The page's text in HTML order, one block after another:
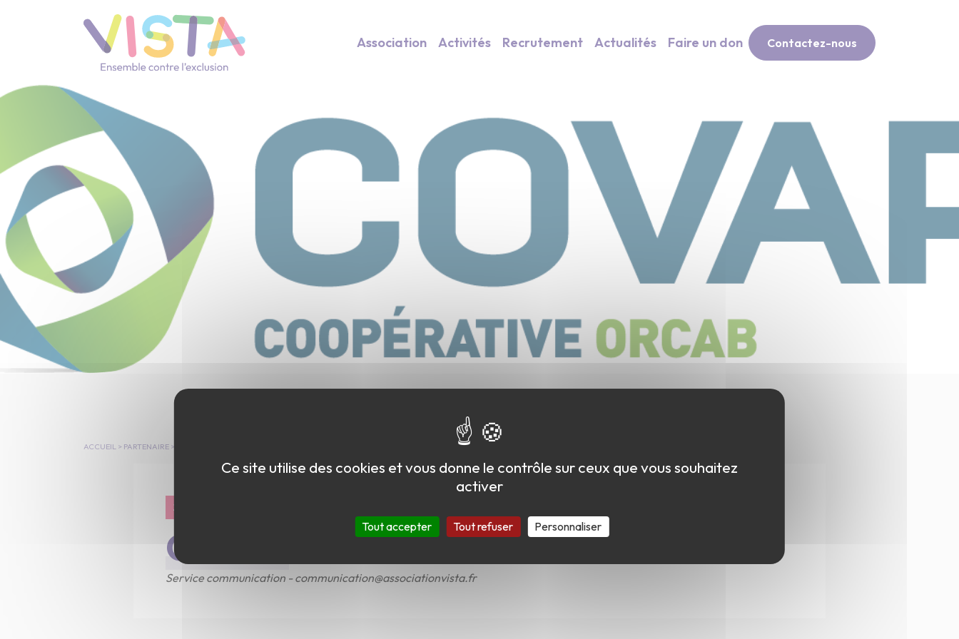
Navigation principale Association Activités Recrutement Actualités Faire un don Contactez-nous
ACCUEIL > PARTENAIRE >
21-05-2025
COVAP
Service communication - communication@associationvista.fr
Ce site utilise des cookies et vous donne le contrôle sur ceux que vous souhaitez
activer
Tout accepter Tout refuser Personnaliser